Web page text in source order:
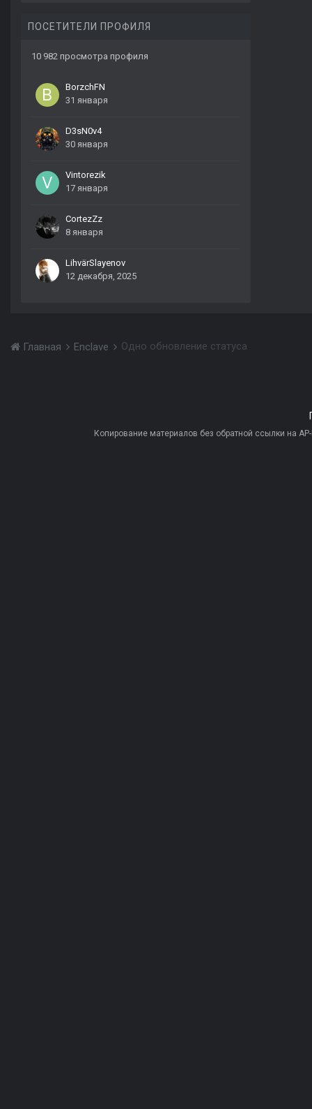
ПОСЕТИТЕЛИ ПРОФИЛЯ
10 982 просмотра профиля
BorzchFN
31 января
D3sN0v4
30 января
Vintorezik
17 января
CortezZz
8 января
LihvärSlayenov
12 декабря, 2025
Главная Enclave Одно обновление статуса
Копирование материалов без обратной ссылки на